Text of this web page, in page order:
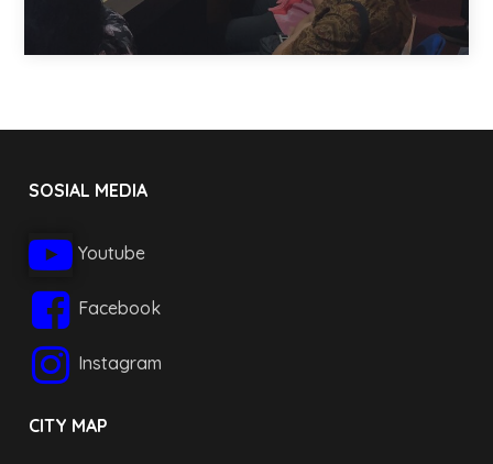
SOSIAL MEDIA
Youtube
Facebook
Instagram
CITY MAP